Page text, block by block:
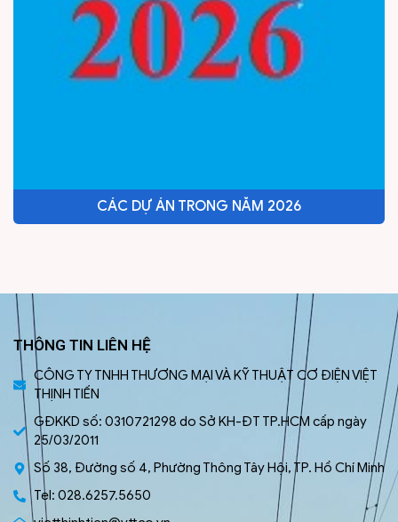
CÁC DỰ ÁN TRONG NĂM 2026
THÔNG TIN LIÊN HỆ
CÔNG TY TNHH THƯƠNG MẠI VÀ KỸ THUẬT CƠ ĐIỆN VIỆT
THỊNH TIẾN
GĐKKD số: 0310721298 do Sở KH-ĐT TP.HCM cấp ngày
25/03/2011
Số 38, Đường số 4, Phường Thông Tây Hội, TP. Hồ Chí Minh
Tel: 028.6257.5650